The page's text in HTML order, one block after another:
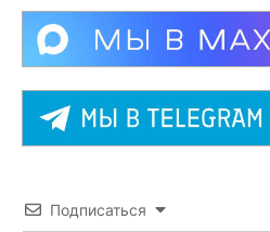
Подписаться